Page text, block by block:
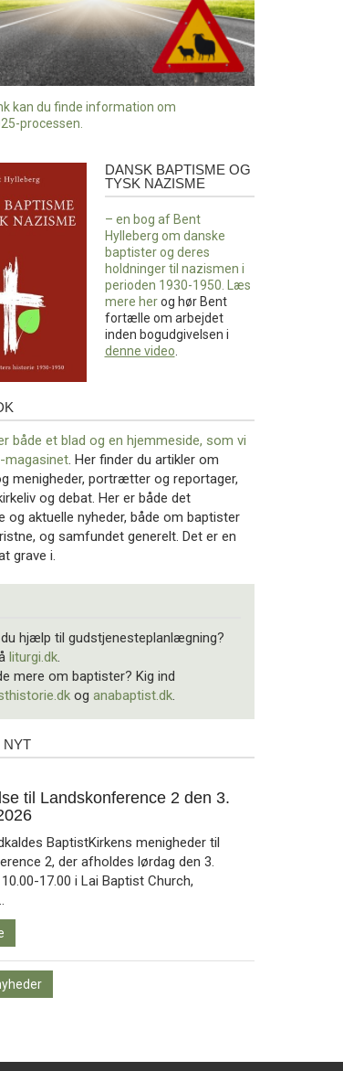
kan du finde information om
processen.
DANSK BAPTISME OG
TYSK NAZISME
– en bog af Bent
Hylleberg om danske
baptister og deres
holdninger til nazismen i
perioden 1930-1950. Læs
mere herog hør Bent
fortælle om arbejdet
inden bogudgivelsen i
denne video.
både et blad og en hjemmeside, som vi
magasinet . Her finder du artikler om
menigheder, portrætter og reportager,
og debat. Her er både det
og aktuelle nyheder, både om baptister
og samfundet generelt. Det er en
grave i.
hjælp til gudstjenesteplanlægning?
liturgi.dk
mere om baptister? Kig ind
og anabaptist.dk
NYT
til Landskonference 2 den 3.
BaptistKirkens menigheder til
2, der afholdes lørdag den 3.
17.00 i Lai Baptist Church,
mere